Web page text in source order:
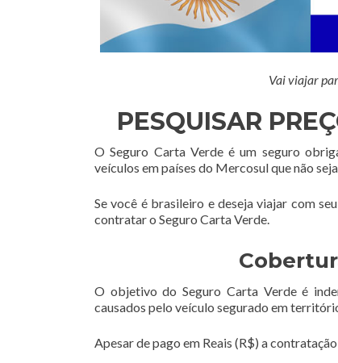
Vai viajar
PESQUISAR
O Seguro Carta Verde é um seguro
veículos em países do Mercosul que não
Se você é brasileiro e deseja viajar com
contratar o Seguro Carta Verde.
O objetivo do Seguro Carta Verde é
causados pelo veículo segurado em
Apesar de pago em Reais (R$) a